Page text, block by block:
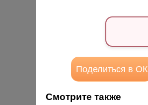
Поделиться в ОК
Смотрите также